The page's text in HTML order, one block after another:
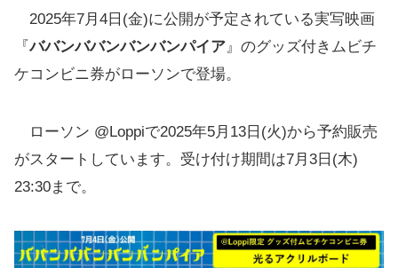
2025年7月4日(金)に公開が予定されている実写映画
『ババンババンバンバンパイア』のグッズ付きムビチ
ケコンビニ券がローソンで登場。
ローソン @Loppiで2025年5月13日(火)から予約販売
がスタートしています。受け付け期間は7月3日(木)
23:30まで。